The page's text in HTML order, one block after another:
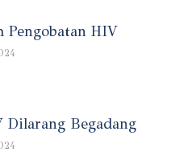
Pengobatan HIV
Dilarang Begadang